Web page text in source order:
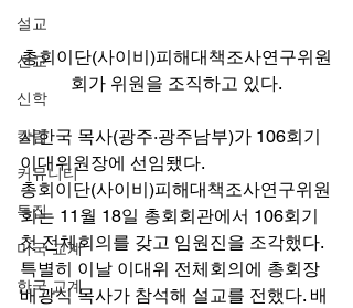
설교
선교
신학
칼럼
커뮤니티
특집
미국 교계
한국 교계
총회이단(사이비)피해대책조사연구위원
회가 위원을 조직하고 있다.
서한국 목사(광주·광주남부)가 106회기
이대위원장에 선임됐다.
총회이단(사이비)피해대책조사연구위원
회는 11월 18일 총회회관에서 106회기
첫 전체회의를 갖고 임원진을 조각했다.
특별히 이날 이대위 전체회의에 총회장
배광식 목사가 참석해 설교를 전했다. 배